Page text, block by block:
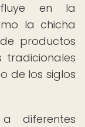
en la
la chicha
productos
de los siglos
diferentes